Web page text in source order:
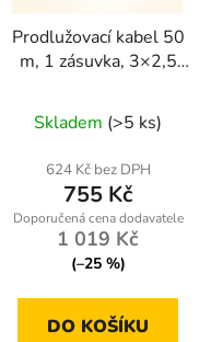
Prodlužovací kabel 50
m, 1 zásuvka, 3×2,5
Meister
hodnocení
produktu
je
5,0
z
hvězdiček.
Skladem (>5 ks)
624 Kč bez DPH
755 Kč
1 019 Kč
(–25 %)
DO KOŠÍKU